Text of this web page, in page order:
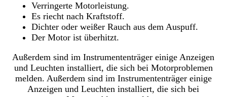
Verringerte Motorleistung.
Es riecht nach Kraftstoff.
Dichter oder weißer Rauch aus dem Auspuff.
Der Motor ist überhitzt.
Außerdem sind im Instrumententräger einige Anzeigen
und Leuchten installiert, die sich bei Motorproblemen
melden. Außerdem sind im Instrumententräger einige
Anzeigen und Leuchten installiert, die sich bei